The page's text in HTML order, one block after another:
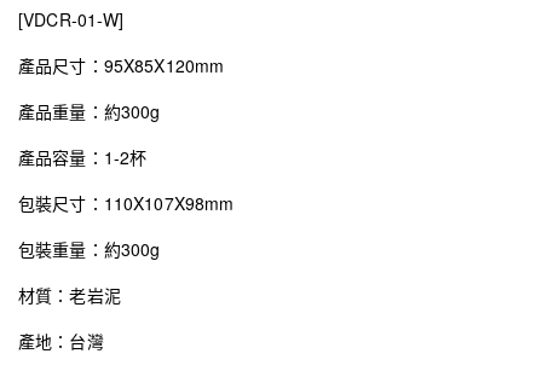
[VDCR-01-W]
產品尺寸：95X85X120mm
產品重量：約300g
產品容量：1-2杯
包裝尺寸：110X107X98mm
包裝重量：約300g
材質：老岩泥
產地：台灣